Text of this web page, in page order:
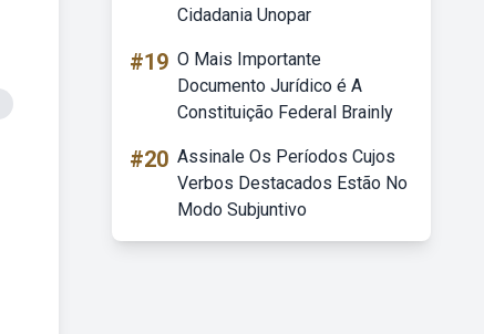
Cidadania Unopar
#19 O Mais Importante
Documento Jurídico é A
Constituição Federal Brainly
#20 Assinale Os Períodos Cujos
Verbos Destacados Estão No
Modo Subjuntivo